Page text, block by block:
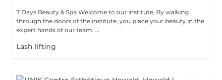
7 Days Beauty & Spa Welcome to our institute, By walking
through the doors of the institute, you place your beauty in the
expert hands of our team. ...
Lash lifting